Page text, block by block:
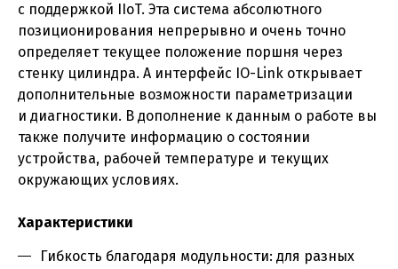
с поддержкой IIoT. Эта система абсолютного
позиционирования непрерывно и очень точно
определяет текущее положение поршня через
стенку цилиндра. А интерфейс IO-Link открывает
дополнительные возможности параметризации
и диагностики. В дополнение к данным о работе вы
также получите информацию о состоянии
устройства, рабочей температуре и текущих
окружающих условиях.
Характеристики
Гибкость благодаря модульности: для разных